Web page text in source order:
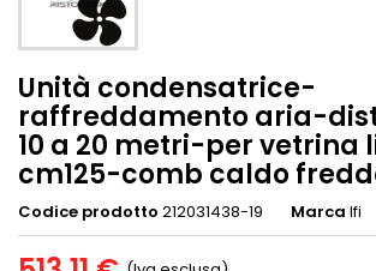
Unità condensatrice-
raffreddamento aria-
10 a 20 metri-per vetrina
cm125-comb caldo
Codice prodotto 212031438-19 Marca Ifi